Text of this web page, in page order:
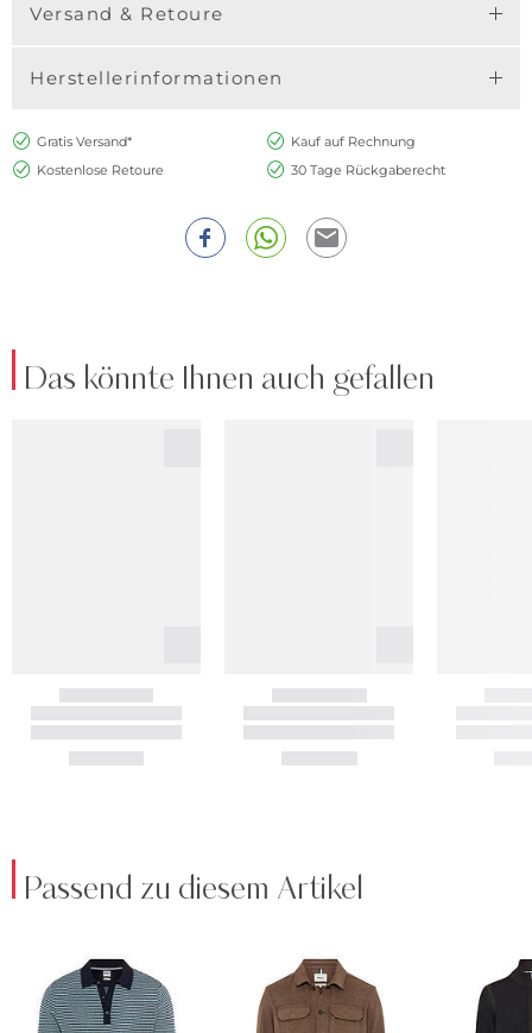
Versand & Retoure
Herstellerinformationen
Gratis Versand*
Kauf auf Rechnung
Kostenlose Retoure
30 Tage Rückgaberecht
Das könnte Ihnen auch gefallen
Passend zu diesem Artikel